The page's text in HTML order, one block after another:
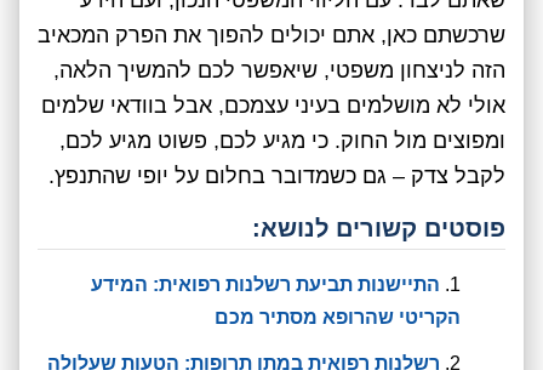
שרכשתם כאן, אתם יכולים להפוך את הפרק המכאיב
הזה לניצחון משפטי, שיאפשר לכם להמשיך הלאה,
אולי לא מושלמים בעיני עצמכם, אבל בוודאי שלמים
ומפוצים מול החוק. כי מגיע לכם, פשוט מגיע לכם,
לקבל צדק – גם כשמדובר בחלום על יופי שהתנפץ.
פוסטים קשורים לנושא:
התיישנות תביעת רשלנות רפואית: המידע
הקריטי שהרופא מסתיר מכם
רשלנות רפואית במתן תרופות: הטעות שעלולה